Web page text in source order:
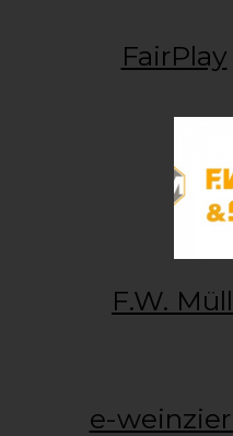
FairPlay
F.W.
e-